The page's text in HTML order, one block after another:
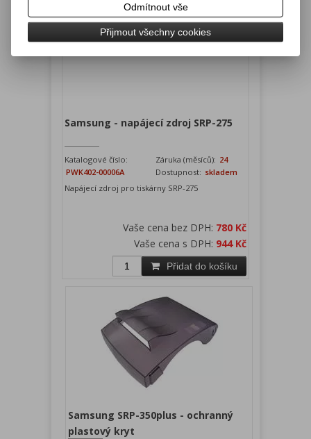
Samsung - napájecí zdroj SRP-275
Katalogové číslo:
PWK402-00006A
Záruka (měsíců): 24
Dostupnost: skladem
Napájecí zdroj pro tiskárny SRP-275
Vaše cena bez DPH: 780 Kč
Vaše cena s DPH: 944 Kč
Přidat do košíku
Samsung SRP-350plus - ochranný
plastový kryt
Odmítnout vše
Přijmout všechny cookies